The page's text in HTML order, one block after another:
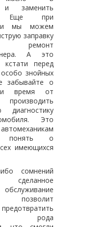
и заменить
Еще при
мы можем
заправку
А это
кстати перед
знойных
забывайте о
время от
диагностику
Это
понять о
имеющихся
сомнений
сделанное
позволит
рода